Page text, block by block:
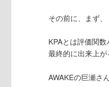
ツ
へ
その前に、まず、
KPAとは評価関
最終的に出来上が
AWAKEの巨瀬さ